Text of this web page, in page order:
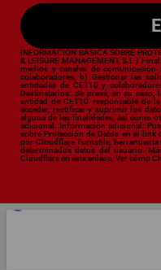
INFORMACIÓN BÁSICA SOBRE
& LEISURE MANAGEMENT, S.L.)
medios y canales de
colaboradores, b) Gestionar las
entidades de CET10 y
Destinatarios: Se prevé, en su
entidad de CET10 responsable de
acceder, rectificar y suprimir los
alguna de las finalidades, así como
adicional. Información adicional:
sobre Protección de Datos en el link
por Cloudflare Turnstile,
determinados datos del usuario.
Cloudflare en esteenlace. Ver cómo